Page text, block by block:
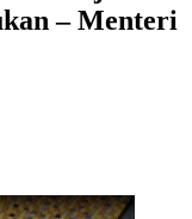
– Menteri